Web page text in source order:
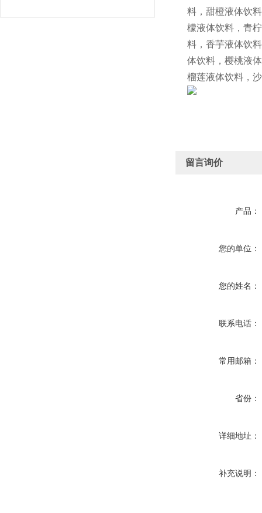
料，甜橙液体饮
檬液体饮料，青
料，香芋液体饮
体饮料，樱桃液
榴莲液体饮料，
留言询价
产品：
您的单位：
您的姓名：
联系电话：
常用邮箱：
省份：
详细地址：
补充说明：